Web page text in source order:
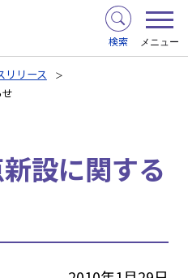
検索 メニュー
リリース
設に関する